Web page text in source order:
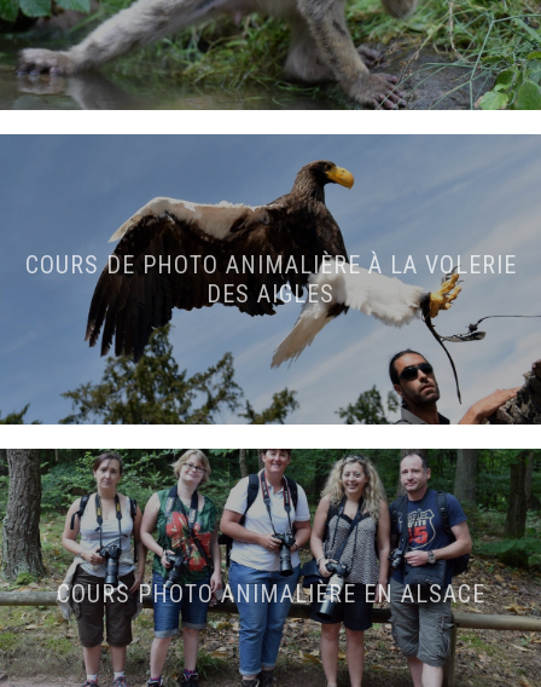
COURS DE PHOTO ANIMALIÈRE À LA VOLERIE
DES AIGLES
COURS PHOTO ANIMALIÈRE EN ALSACE